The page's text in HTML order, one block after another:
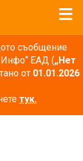
съобщение
Инфо“ ЕАД („Нет
от 01.01.2026
тук.